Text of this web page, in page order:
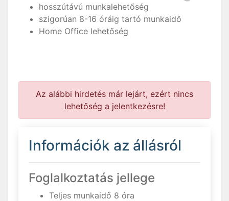
hosszútávú munkalehetőség
szigorúan 8-16 óráig tartó munkaidő
Home Office lehetőség
Az alábbi hirdetés már lejárt, ezért nincs
lehetőség a jelentkezésre!
Információk az állásról
Foglalkoztatás jellege
Teljes munkaidő 8 óra